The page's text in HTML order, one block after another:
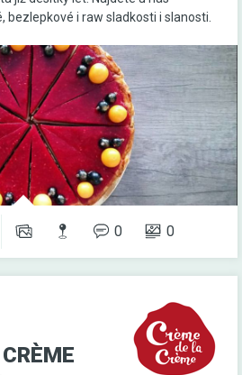
bezlepkové i raw sladkosti i slanosti.
0 0